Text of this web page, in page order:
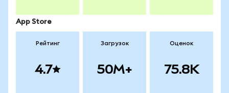
App Store
Рейтинг
4.7
Загрузок
50M+
Оценок
75.8K